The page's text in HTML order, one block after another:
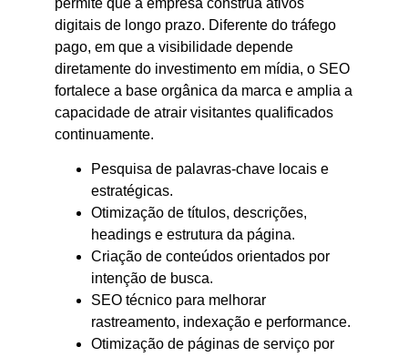
permite que a empresa construa ativos
digitais de longo prazo. Diferente do tráfego
pago, em que a visibilidade depende
diretamente do investimento em mídia, o SEO
fortalece a base orgânica da marca e amplia a
capacidade de atrair visitantes qualificados
continuamente.
Pesquisa de palavras-chave locais e
estratégicas.
Otimização de títulos, descrições,
headings e estrutura da página.
Criação de conteúdos orientados por
intenção de busca.
SEO técnico para melhorar
rastreamento, indexação e performance.
Otimização de páginas de serviço por